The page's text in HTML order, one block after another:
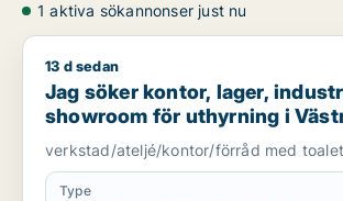
1 aktiva sökannonser just nu
Jag söker kontor, lager, industrilokal
13 d sedan
Jag söker kontor, lager,
showroom för uthyrning i
Götaland
verkstad/ateljé/kontor/förråd med
Type